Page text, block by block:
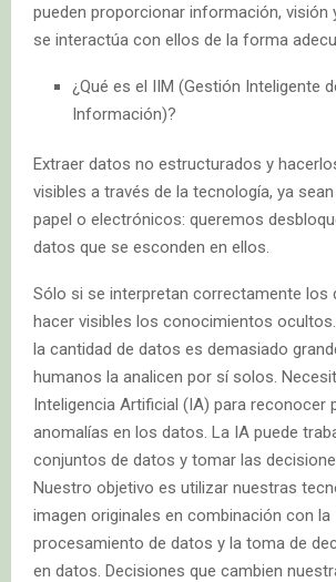
pueden proporcionar información, visión
se interactúa con ellos de la forma
¿Qué es el IIM (Gestión Inteligente
Información)?
Extraer datos no estructurados y
visibles a través de la tecnología, ya
papel o electrónicos: queremos
datos que se esconden en ellos.
Sólo si se interpretan correctamente los
hacer visibles los conocimientos
la cantidad de datos es demasiado
humanos la analicen por sí solos.
Inteligencia Artificial (IA) para reconocer
anomalías en los datos. La IA puede
conjuntos de datos y tomar las
Nuestro objetivo es utilizar nuestras
imagen originales en combinación con la
procesamiento de datos y la toma de
en datos. Decisiones que cambien